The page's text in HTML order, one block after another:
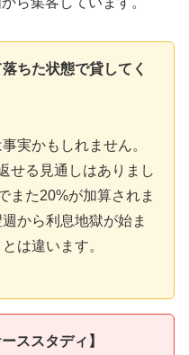
ちた状態で貸してく
実かもしれません。
せる見通しはありまし
また20%が加算されま
から利息地獄が始ま
は違います。
ススタディ】